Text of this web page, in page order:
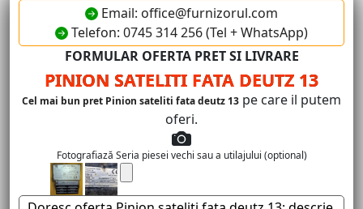
Email: office@furnizorul.com
Telefon: 0745 314 256 (Tel + WhatsApp)
FORMULAR OFERTA PRET SI LIVRARE
PINION SATELITI FATA DEUTZ 13
Cel mai bun pret Pinion sateliti fata deutz 13 pe care il putem
oferi.
Fotografiază Seria piesei vechi sau a utilajului (optional)